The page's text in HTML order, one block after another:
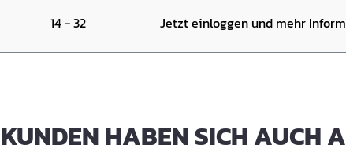
14 - 32 Jetzt einloggen und mehr
KUNDEN HABEN SICH AUCH